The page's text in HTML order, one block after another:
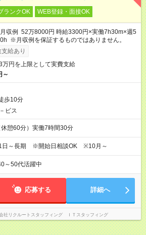
ランクOK WEB登録・面接OK
収例 52万8000円 時給3300円×実働7h30m×週5
※月収例を保証するものではありません。
給あり
万円を上限として実費支給
～
歩10分
ビス
憩60分）実働7時間30分
日～長期 ※開始日相談OK ※10月～
～50代活躍中
応募する 詳細へ
社リクルートスタッフィング ＩＴスタッフィング